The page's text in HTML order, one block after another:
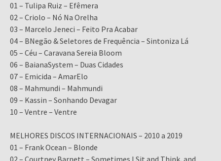
01 – Tulipa Ruiz – Efêmera
02 – Criolo – Nó Na Orelha
03 – Marcelo Jeneci – Feito Pra Acabar
04 – BNegão & Seletores de Frequência – Sintoniza Lá
05 – Céu – Caravana Sereia Bloom
06 – BaianaSystem – Duas Cidades
07 – Emicida – AmarElo
08 – Mahmundi – Mahmundi
09 – Kassin – Sonhando Devagar
10 – Ventre – Ventre
MELHORES DISCOS INTERNACIONAIS – 2010 a 2019
01 – Frank Ocean – Blonde